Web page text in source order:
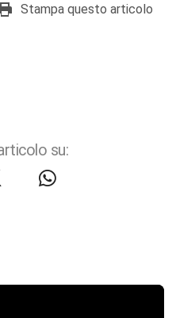
Stampa questo articolo
su: